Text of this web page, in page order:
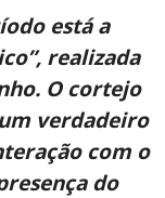
está a
realizada
O cortejo
verdadeiro
com o
do